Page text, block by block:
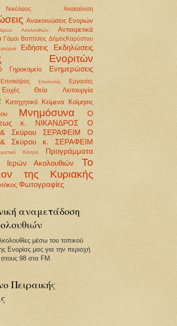
Ανακαίνιση
Ανακοινώσεις Ενοριών
Ακολουθιών Αντιαιρετικά
Γάμοι Βαπτίσεις ΔήμοςΚαρύστου
Ειδήσεις Εκδηλώσεις
Ενοριτών
Γηροκομείο Ενημερώσεις
Επισκέψεις Επιστολές
Εργασίες
Ευχές Θεία Λειτουργία
Κατηχητικό Κείμενα
Κοίμησις
Μνημόσυνα
Ο
κ. ΝΙΚΑΝΔΡΟΣ
Ο
& Σκύρου ΣΕΡΑΦΕΙΜ
Ο
& Σκύρου κ. ΣΕΡΑΦΕΙΜ
Κέντρο
Προγράμματα
Ιερών Ακολουθιών
Το
της Κυριακής
Φωτογραφίες
αναμετάδοση
μέσω του τοπικού
Ενορίας μας για την περιοχή
98 στα FM.
Πειραικής